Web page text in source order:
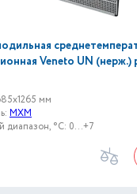
Veneto UN (нерж.)
мм
МХМ
диапазон, °C: 0...+7